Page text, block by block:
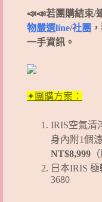
📣📣若團購結束/
物嚴選line/社團
一手資訊。
✦團購方案：
IRIS空氣清
身內附1個
NT$8,999
日本IRIS
3680